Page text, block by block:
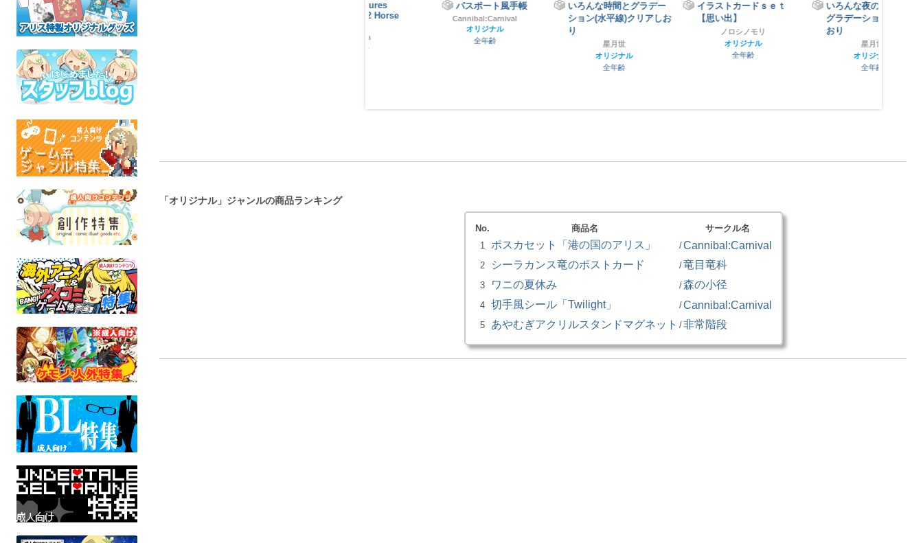
ろんな時間とグラデー
ョン(暁)クリアしおり
星月世
全年齢
ポスカセット「2014-2018
復刻」
パスポート風手帳
Cannibal:Carnival
いろんな時間とグラデー
ション(水平線)クリアしお
イラストカードｓｅｔ
【思い出】
いろんな夜のはじまりと
グラデーションクリアし
「オリジナル」ジャンルの商品ランキング
No. 商品名
サークル名
1
ポスカセット「港の国のアリス」 /Cannibal:Carnival
2 シーラカンス竜のポストカード /竜目竜科
3 ワニの夏休み /森の小径
4 切手風シール「Twilight」 /Cannibal:Carnival
5 あやむぎアクリルスタンドマグネット /非常階段